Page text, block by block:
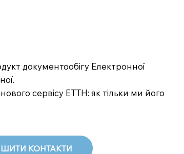
документообігу Електронної
сервісу ЕТТН: як тільки ми його
КОНТАКТИ